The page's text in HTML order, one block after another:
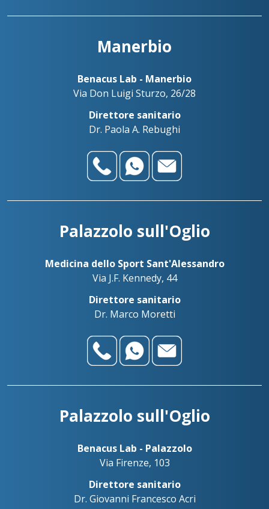
Manerbio
Benacus Lab - Manerbio
Via Don Luigi Sturzo, 26/28
Direttore sanitario
Dr. Paola A. Rebughi
Palazzolo sull'Oglio
Medicina dello Sport Sant'Alessandro
Via J.F. Kennedy, 44
Direttore sanitario
Dr. Marco Moretti
Palazzolo sull'Oglio
Benacus Lab - Palazzolo
Via Firenze, 103
Direttore sanitario
Dr. Giovanni Francesco Acri